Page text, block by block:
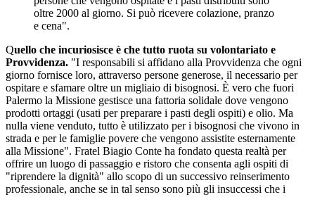
oltre 2000 al giorno. Si può ricevere colazione, pranzo
e cena".
Quello che incuriosisce è che tutto ruota su volontariato e
Provvidenza. "I responsabili si affidano alla Provvidenza che ogni
giorno fornisce loro, attraverso persone generose, il necessario per
ospitare e sfamare oltre un migliaio di bisognosi. È vero che fuori
Palermo la Missione gestisce una fattoria solidale dove vengono
prodotti ortaggi (usati per preparare i pasti degli ospiti) e olio. Ma
nulla viene venduto, tutto è utilizzato per i bisognosi che vivono in
strada e per le famiglie povere che vengono assistite esternamente
alla Missione". Fratel Biagio Conte ha fondato questa realtà per
offrire un luogo di passaggio e ristoro che consenta agli ospiti di
"riprendere la dignità" allo scopo di un successivo reinserimento
professionale, anche se in tal senso sono più gli insuccessi che i